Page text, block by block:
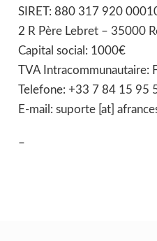
SIRET: 880 317 920
2 R Père Lebret – 35000
Capital social: 1000€
TVA Intracommunautaire:
Telefone: +33 7 84 15 95
E-mail: suporte [at]
–